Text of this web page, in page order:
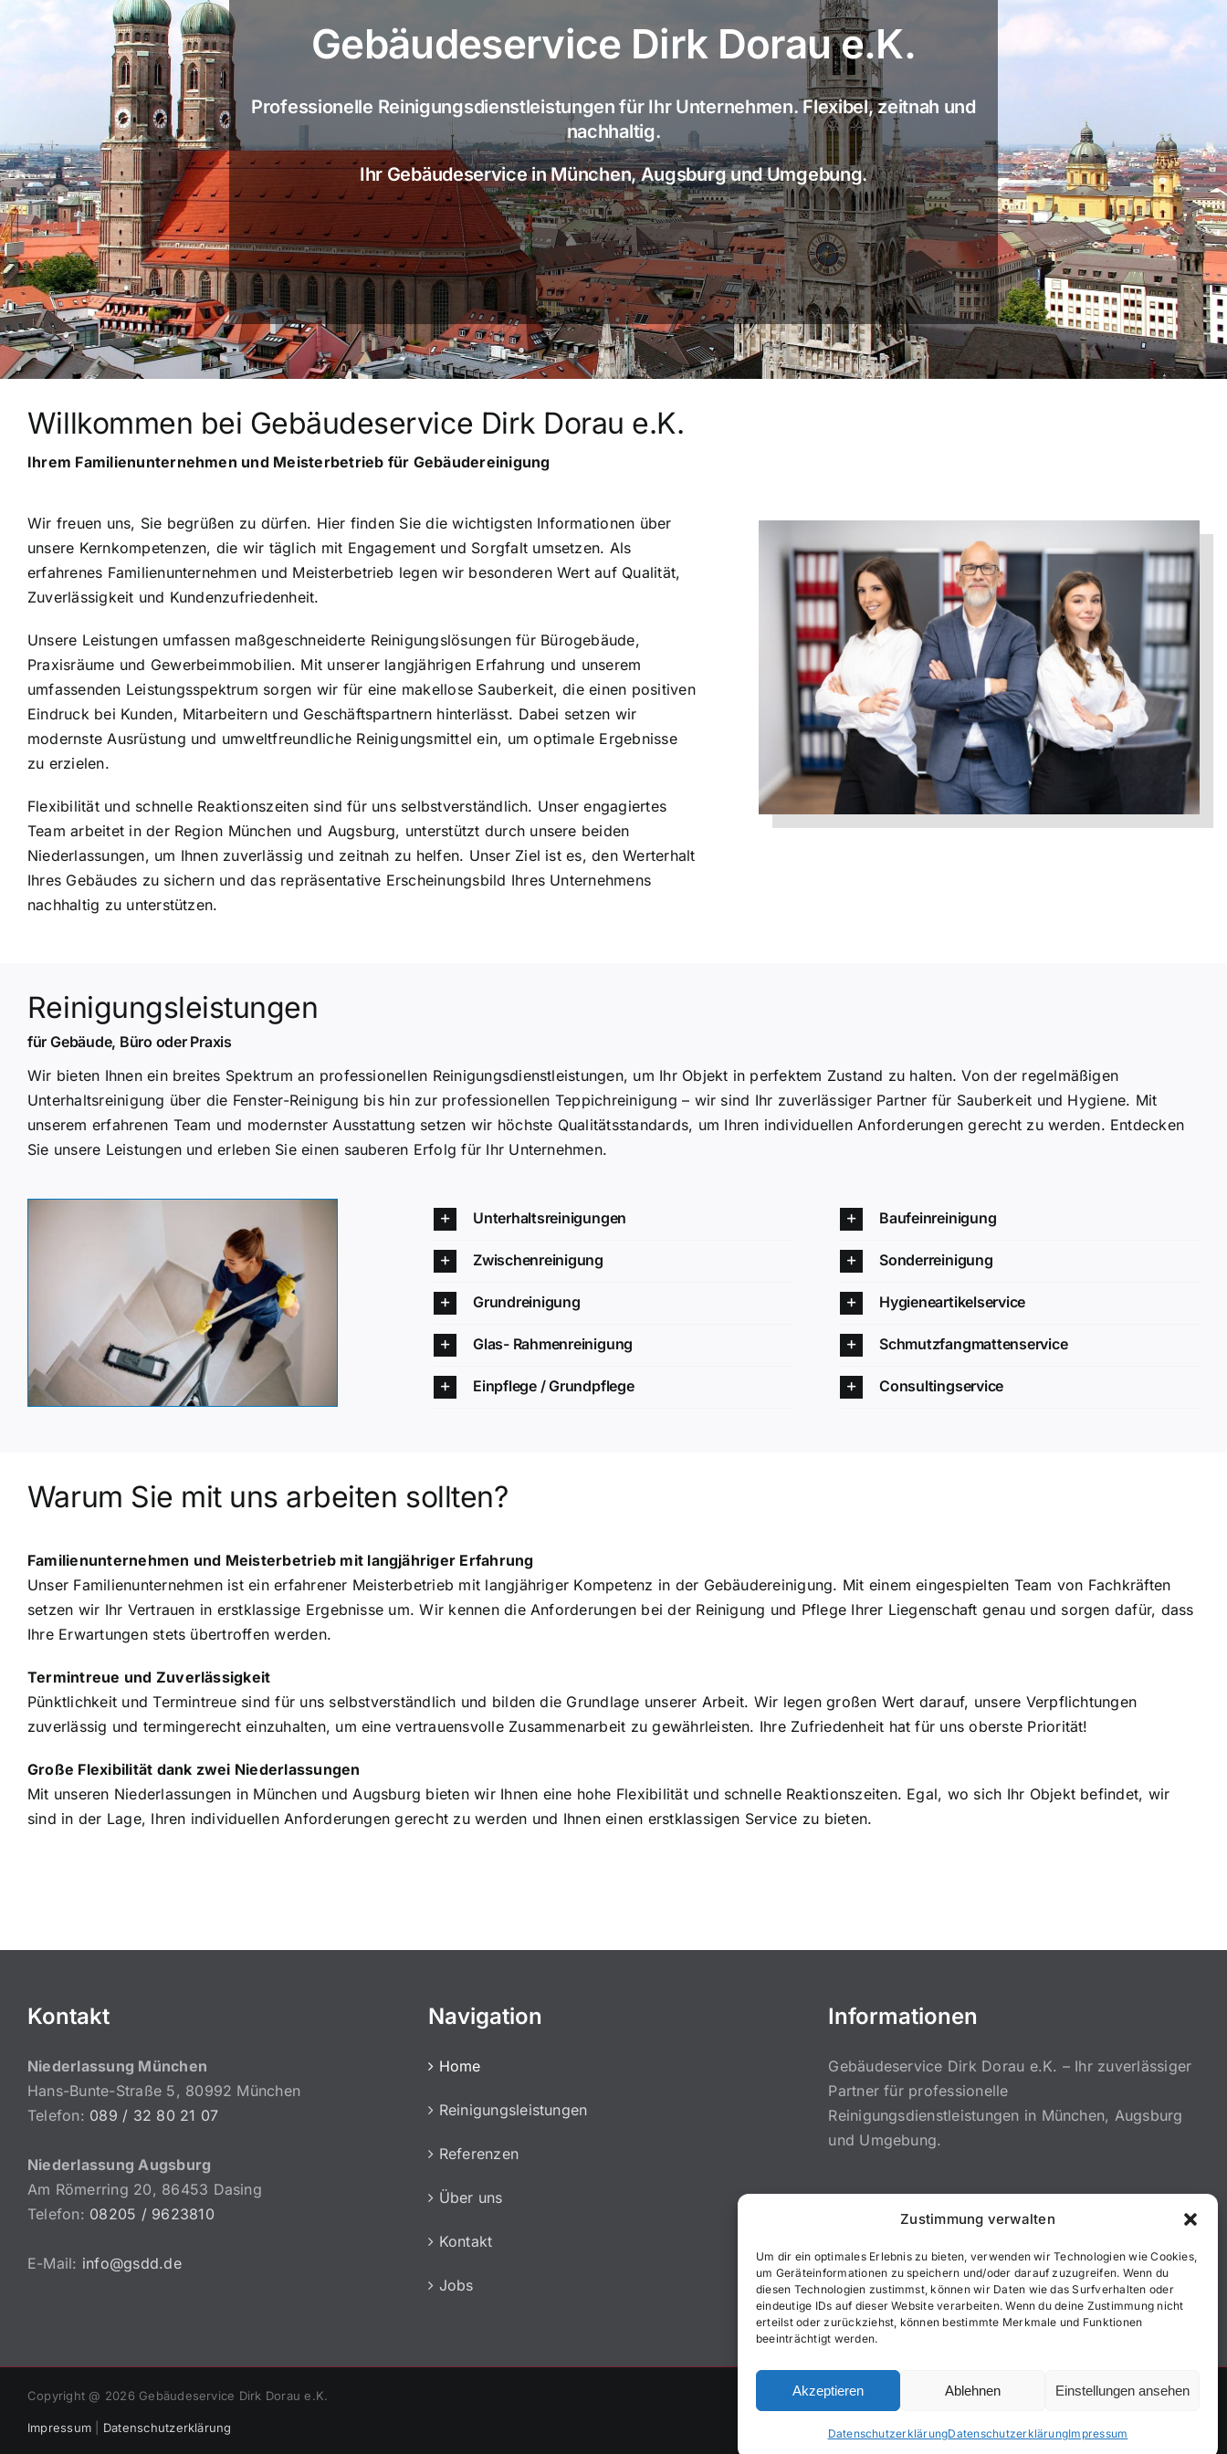
Zustimmung verwalten
Um dir ein optimales Erlebnis zu bieten, verwenden wir Technologien wie Cookies,
um Geräteinformationen zu speichern und/oder darauf zuzugreifen. Wenn du
diesen Technologien zustimmst, können wir Daten wie das Surfverhalten oder
eindeutige IDs auf dieser Website verarbeiten. Wenn du deine Zustimmung nicht
erteilst oder zurückziehst, können bestimmte Merkmale und Funktionen
beeinträchtigt werden.
Akzeptieren Ablehnen Einstellungen ansehen
DatenschutzerklärungDatenschutzerklärungImpressum
Gebäudeservice Dirk Dorau e.K.
Professionelle Reinigungsdienstleistungen für Ihr Unternehmen. Flexibel, zeitnah und
nachhaltig.
Ihr Gebäudeservice in München, Augsburg und Umgebung.
Willkommen bei Gebäudeservice Dirk Dorau e.K.
Ihrem Familienunternehmen und Meisterbetrieb für Gebäudereinigung
Wir freuen uns, Sie begrüßen zu dürfen. Hier finden Sie die wichtigsten Informationen über
unsere Kernkompetenzen, die wir täglich mit Engagement und Sorgfalt umsetzen. Als
erfahrenes Familienunternehmen und Meisterbetrieb legen wir besonderen Wert auf Qualität,
Zuverlässigkeit und Kundenzufriedenheit.
Unsere Leistungen umfassen maßgeschneiderte Reinigungslösungen für Bürogebäude,
Praxisräume und Gewerbeimmobilien. Mit unserer langjährigen Erfahrung und unserem
umfassenden Leistungsspektrum sorgen wir für eine makellose Sauberkeit, die einen positiven
Eindruck bei Kunden, Mitarbeitern und Geschäftspartnern hinterlässt. Dabei setzen wir
modernste Ausrüstung und umweltfreundliche Reinigungsmittel ein, um optimale Ergebnisse
zu erzielen.
Flexibilität und schnelle Reaktionszeiten sind für uns selbstverständlich. Unser engagiertes
Team arbeitet in der Region München und Augsburg, unterstützt durch unsere beiden
Niederlassungen, um Ihnen zuverlässig und zeitnah zu helfen. Unser Ziel ist es, den Werterhalt
Ihres Gebäudes zu sichern und das repräsentative Erscheinungsbild Ihres Unternehmens
nachhaltig zu unterstützen.
Reinigungsleistungen
für Gebäude, Büro oder Praxis
Wir bieten Ihnen ein breites Spektrum an professionellen Reinigungsdienstleistungen, um Ihr Objekt in perfektem Zustand zu halten. Von der regelmäßigen
Unterhaltsreinigung über die Fenster-Reinigung bis hin zur professionellen Teppichreinigung – wir sind Ihr zuverlässiger Partner für Sauberkeit und Hygiene. Mit
unserem erfahrenen Team und modernster Ausstattung setzen wir höchste Qualitätsstandards, um Ihren individuellen Anforderungen gerecht zu werden. Entdecken
Sie unsere Leistungen und erleben Sie einen sauberen Erfolg für Ihr Unternehmen.
Unterhaltsreinigungen
Zwischenreinigung
Grundreinigung
Glas- Rahmenreinigung
Einpflege / Grundpflege
Baufeinreinigung
Sonderreinigung
Hygieneartikelservice
Schmutzfangmattenservice
Consultingservice
Warum Sie mit uns arbeiten sollten?
Familienunternehmen und Meisterbetrieb mit langjähriger Erfahrung
Unser Familienunternehmen ist ein erfahrener Meisterbetrieb mit langjähriger Kompetenz in der Gebäudereinigung. Mit einem eingespielten Team von Fachkräften
setzen wir Ihr Vertrauen in erstklassige Ergebnisse um. Wir kennen die Anforderungen bei der Reinigung und Pflege Ihrer Liegenschaft genau und sorgen dafür, dass
Ihre Erwartungen stets übertroffen werden.
Termintreue und Zuverlässigkeit
Pünktlichkeit und Termintreue sind für uns selbstverständlich und bilden die Grundlage unserer Arbeit. Wir legen großen Wert darauf, unsere Verpflichtungen
zuverlässig und termingerecht einzuhalten, um eine vertrauensvolle Zusammenarbeit zu gewährleisten. Ihre Zufriedenheit hat für uns oberste Priorität!
Große Flexibilität dank zwei Niederlassungen
Mit unseren Niederlassungen in München und Augsburg bieten wir Ihnen eine hohe Flexibilität und schnelle Reaktionszeiten. Egal, wo sich Ihr Objekt befindet, wir
sind in der Lage, Ihren individuellen Anforderungen gerecht zu werden und Ihnen einen erstklassigen Service zu bieten.
Kontakt
Niederlassung München
Hans-Bunte-Straße 5, 80992 München
Telefon: 089 / 32 80 21 07
Niederlassung Augsburg
Am Römerring 20, 86453 Dasing
Telefon: 08205 / 9623810
E-Mail: info@gsdd.de
Navigation
Home
Reinigungsleistungen
Referenzen
Über uns
Kontakt
Jobs
Informationen
Gebäudeservice Dirk Dorau e.K. – Ihr zuverlässiger
Partner für professionelle
Reinigungsdienstleistungen in München, Augsburg
und Umgebung.
Copyright @ 2026 Gebäudeservice Dirk Dorau e.K.
Impressum Datenschutzerklärung